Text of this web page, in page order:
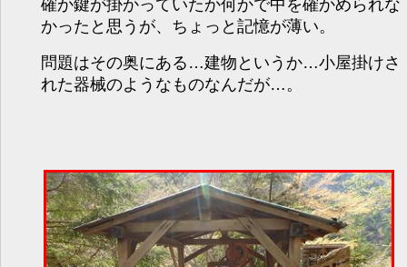
確か鍵が掛かっていたか何かで中を確かめられな
かったと思うが、ちょっと記憶が薄い。
問題はその奥にある…建物というか…小屋掛けさ
れた器械のようなものなんだが…。